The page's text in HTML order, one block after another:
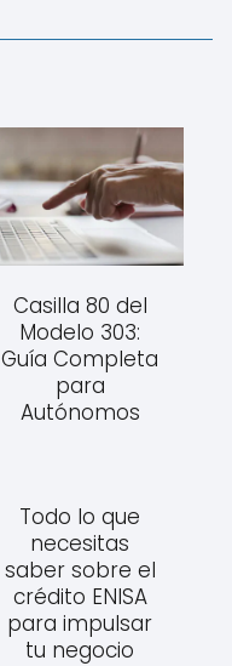
Casilla 80 del
Modelo 303:
Guía Completa
para
Autónomos
Todo lo que
necesitas
saber sobre el
crédito ENISA
para impulsar
tu negocio